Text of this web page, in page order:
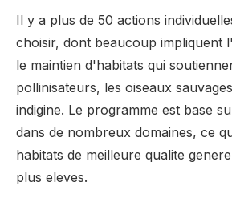
Il y a plus de 50 actions
choisir, dont beaucoup impliquent
le maintien d'habitats qui
pollinisateurs, les oiseaux
indigine. Le programme est base
dans de nombreux domaines, ce
habitats de meilleure qualite
plus eleves.